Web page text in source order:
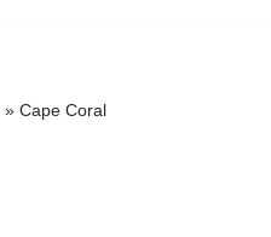
» Cape Coral